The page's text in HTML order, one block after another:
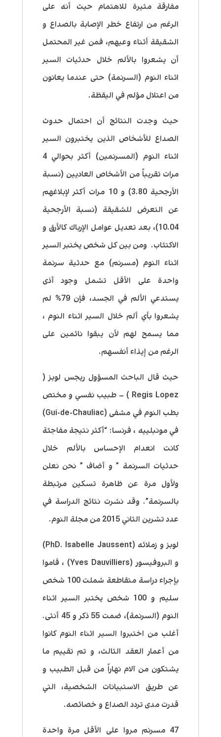
مفارقة مثيرة للاهتمام حيث أنه على
الرغم من ارتفاع خطر الإصابة بالصداع و
الشقيقة أثناء وعيهم، فمن غير المحتمل
أن يشعروا بالألم خلال حدثيات السير
اثناء النوم (السرنمة) حتى عندما يعانون
من اعتلال مؤلم في اليقظة.
حيث وجدت النتائج أن احتمال حدوث
الصداع للأشخاص الذين يختبرون السير
اثناء النوم (المسرنمين) أكثر بحوالي 4
مرات تقريباً من الأشخاص العاديين (نسبة
الأرجحية 3.80) و 10 مرات أكثر لإبلاغهم
عن التعرض للشقيقة (نسبة الأرجحية
10.04)، بعد تعديل عوامل الإرباك كالأرق و
الاكتئاب. ومن بين كل شخص يختبر السير
اثناء النوم (مسرنم) مع حدثية سرنمة
واحدة على الأقل تشمل وجود أذى
يستدعي الألم في الجسد، فإن 79% لم
يشعروا بأي ألم خلال السير اثناء النوم ،
مما يسمح لهم لأن يبقوا نائمين على
الرغم من إيذاء أنفسهم.
حيث قال الباحث المسؤول ريجس لوبز (
Regis Lopez ) – طبيب نفسي و مختص
بطب النوم في مشفى (Gui-de-Chauliac)
في مونبلييه ، فرنسا: “أكثر نتيجة مفاجئة
كانت انعدام الإحساس بالألم خلال
حدثيات السرنمة ” و أضاف ” نحن نعلن
ولأول مرة عن ظاهرة تسكين مرتبطة
بالسرنمة”. وقد نشرت نتائج الدراسة في
عدد تشرين الثاني 2015 من مجلة النوم.
لوبز و زملائه (PhD. Isabelle Jaussent)
و البروفيسور (Yves Dauvilliers) ، قاموا
بإجراء دراسة متقاطعة شملت 100 شخص
سليم و 100 شخص يختبر السير اثناء
النوم (السرنمة)، ضمت 55 ذكر و 45 أنثى.
أغلب من اختبروا السير اثناء النوم كانوا
من أعمار العقد الثالث، و تم تقييم ما
يشتكون من آلام نهاراً من قبل الطبيب و
عن طريق الاستبيانات الشخصية، التي
قدرت مدى تردد الصداع و خصائصه.
47 مسرنم مروا على الأقل مرة واحدة